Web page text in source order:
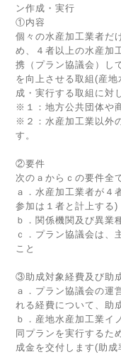
ン作成・実行
①内容
個々の水産加工業者だ
め、４者以上の水産加
携（プラン協議会）し
を向上させる取組(産
成・実行する取組に対
※１：地方公共団体や
※２：水産加工業以外
す。
②要件
次のａからｃの要件全
ａ．水産加工業者が４
参加は１者と計上する)
ｂ．関係機関及び異業
ｃ．プラン協議会は、
こと
③助成対象経費及び助
ａ．プラン協議会の運
れる経費について、助
ｂ．産地水産加工業イ
同プランを実行するた
成金を交付します(助成